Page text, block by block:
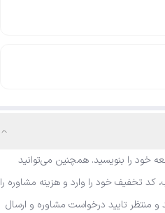
خود را بنویسید. همچنین می‌توانید
تخفیف خود را وارد و هزینه مشاوره را
منتظر تایید درخواست مشاوره و ارسال